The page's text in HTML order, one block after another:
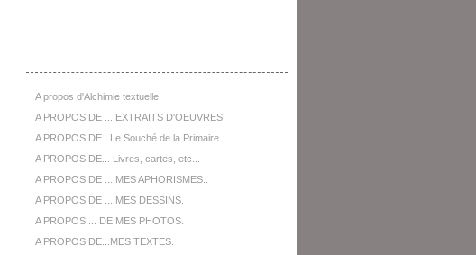
A propos d'Alchimie textuelle.
A PROPOS DE ... EXTRAITS D'OEUVRES.
A PROPOS DE...Le Souché de la Primaire.
A PROPOS DE... Livres, cartes, etc...
A PROPOS DE ... MES APHORISMES..
A PROPOS DE ... MES DESSINS.
A PROPOS ... DE MES PHOTOS.
A PROPOS DE...MES TEXTES.